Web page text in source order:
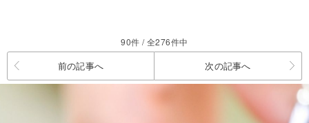
90件 / 全276件中
前の記事へ 次の記事へ